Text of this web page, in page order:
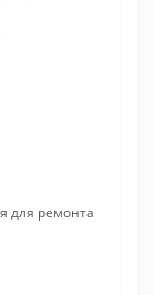
для ремонта